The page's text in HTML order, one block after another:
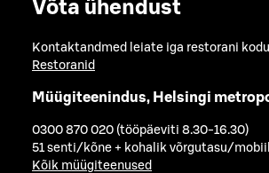
Võta ühendust
Kontaktandmed leiate iga restorani
Restoranid
Müügiteenindus, Helsingi
0300 870 020 (tööpäeviti 8.30-16.30)
51 senti/kõne + kohalik võrgutasu/
Kõik müügiteenused